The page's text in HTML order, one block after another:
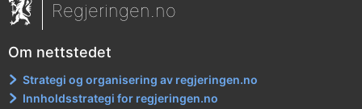
Regjeringen.no
Om nettstedet
Strategi og organisering av regjeringen.no
Innholdsstrategi for regjeringen.no